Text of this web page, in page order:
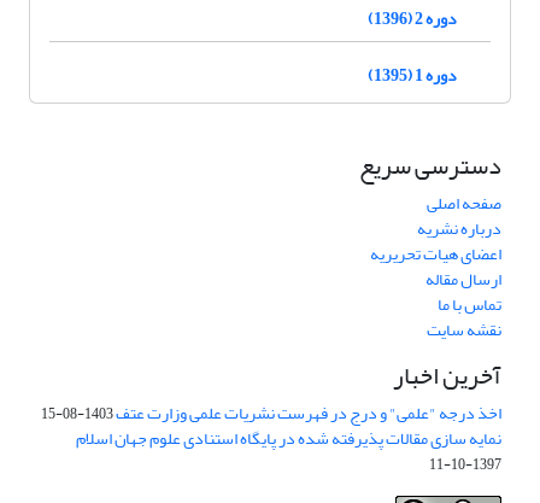
دوره 2 (1396)
دوره 1 (1395)
دسترسی سریع
صفحه اصلی
درباره نشریه
اعضای هیات تحریریه
ارسال مقاله
تماس با ما
نقشه سایت
آخرین اخبار
اخذ درجه "علمی" و درج در فهرست نشریات علمی وزارت عتف1403-08-15
نمایه سازی مقالات پذیرفته شده در پایگاه استنادی علوم جهان اسلام
1397-10-11